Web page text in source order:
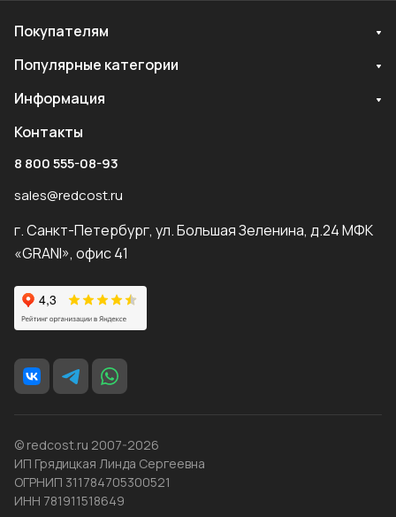
Покупателям
Популярные категории
Информация
Контакты
8 800 555-08-93
sales@redcost.ru
г. Санкт-Петербург, ул. Большая Зеленина, д.24 МФК
«GRANI», офис 41
© redcost.ru 2007-2026
ИП Грядицкая Линда Сергеевна
ОГРНИП 311784705300521
ИНН 781911518649